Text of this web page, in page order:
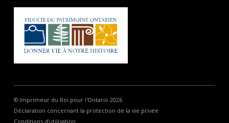
© Imprimeur du Roi pour l'Ontario 2026
Déclaration concernant la protection de la vie privée
Conditions d’utilisation